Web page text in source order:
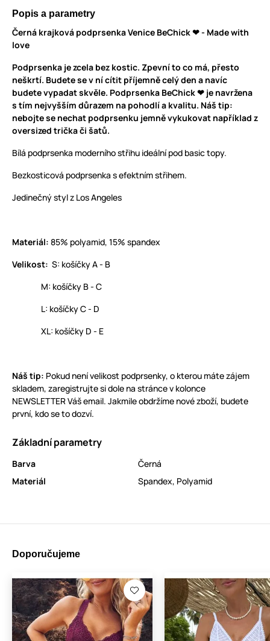
Popis a parametry
Černá krajková podprsenka Venice BeChick ❤ - Made with
love
Podprsenka je zcela bez kostic. Zpevní to co má, přesto
neškrtí. Budete se v ní cítit příjemně celý den a navíc
budete vypadat skvěle. Podprsenka BeChick ❤ je navržena
s tím nejvyšším důrazem na pohodlí a kvalitu. Náš tip:
nebojte se nechat podprsenku jemně vykukovat například z
oversized trička či šatů.
Bílá podprsenka moderního střihu ideální pod basic topy.
Bezkosticová podprsenka s efektním střihem.
Jedinečný styl z Los Angeles
Materiál: 85% polyamid, 15% spandex
Velikost: S: košíčky A - B
M: košíčky B - C
L: košíčky C - D
XL: košíčky D - E
Náš tip: Pokud není velikost podprsenky, o kterou máte zájem
skladem, zaregistrujte si dole na stránce v kolonce
NEWSLETTER Váš email. Jakmile obdržíme nové zboží, budete
první, kdo se to dozví.
Základní parametry
Barva
Černá
Materiál
Spandex, Polyamid
Doporučujeme